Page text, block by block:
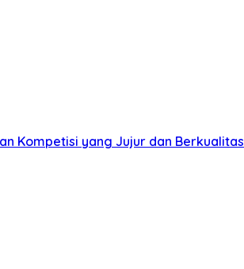
Kompetisi yang Jujur dan Berkualitas